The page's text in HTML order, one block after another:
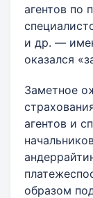
агентов по
и др. —
оказался
Заметное
агентов и
образом